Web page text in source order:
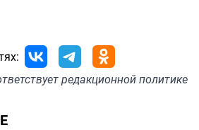
редакционной политике